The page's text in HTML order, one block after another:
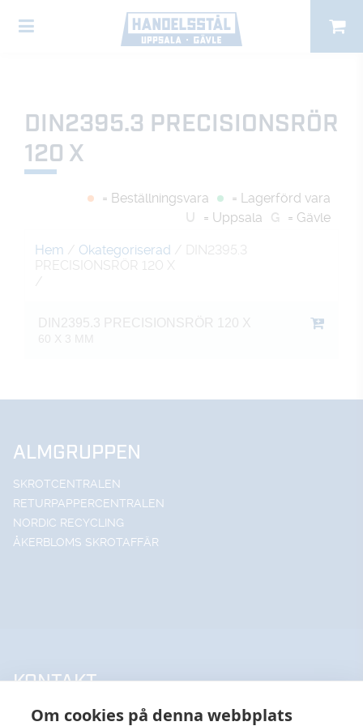
Om cookies på denna webbplats
DIN2395.3 PRECISIONSRÖR
120 X
= Beställningsvara
= Lagerförd vara
U
= Uppsala G = Gävle
Hem / Okategoriserad / DIN2395.3
PRECISIONSRÖR 120 X
/
DIN2395.3 PRECISIONSRÖR 120 X
60 X 3 MM
ALMGRUPPEN
SKROTCENTRALEN
RETURPAPPERCENTRALEN
NORDIC RECYCLING
ÅKERBLOMS SKROTAFFÄR
KONTAKT
UPPSALA HANDELSSTÅL AB